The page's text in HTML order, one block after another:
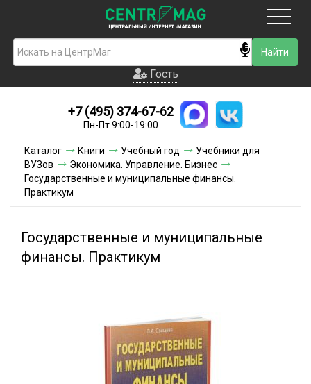
Гость
Новинки
Условия доставки
Условия оплаты
Акции и скидки
Гость
+7 (495) 374-67-62
Пн-Пт 9:00-19:00
Каталог Книги Учебный год
Учебники для
ВУЗов
Экономика. Управление. Бизнес
Государственные и муниципальные финансы.
Практикум
Государственные и муниципальные
финансы. Практикум